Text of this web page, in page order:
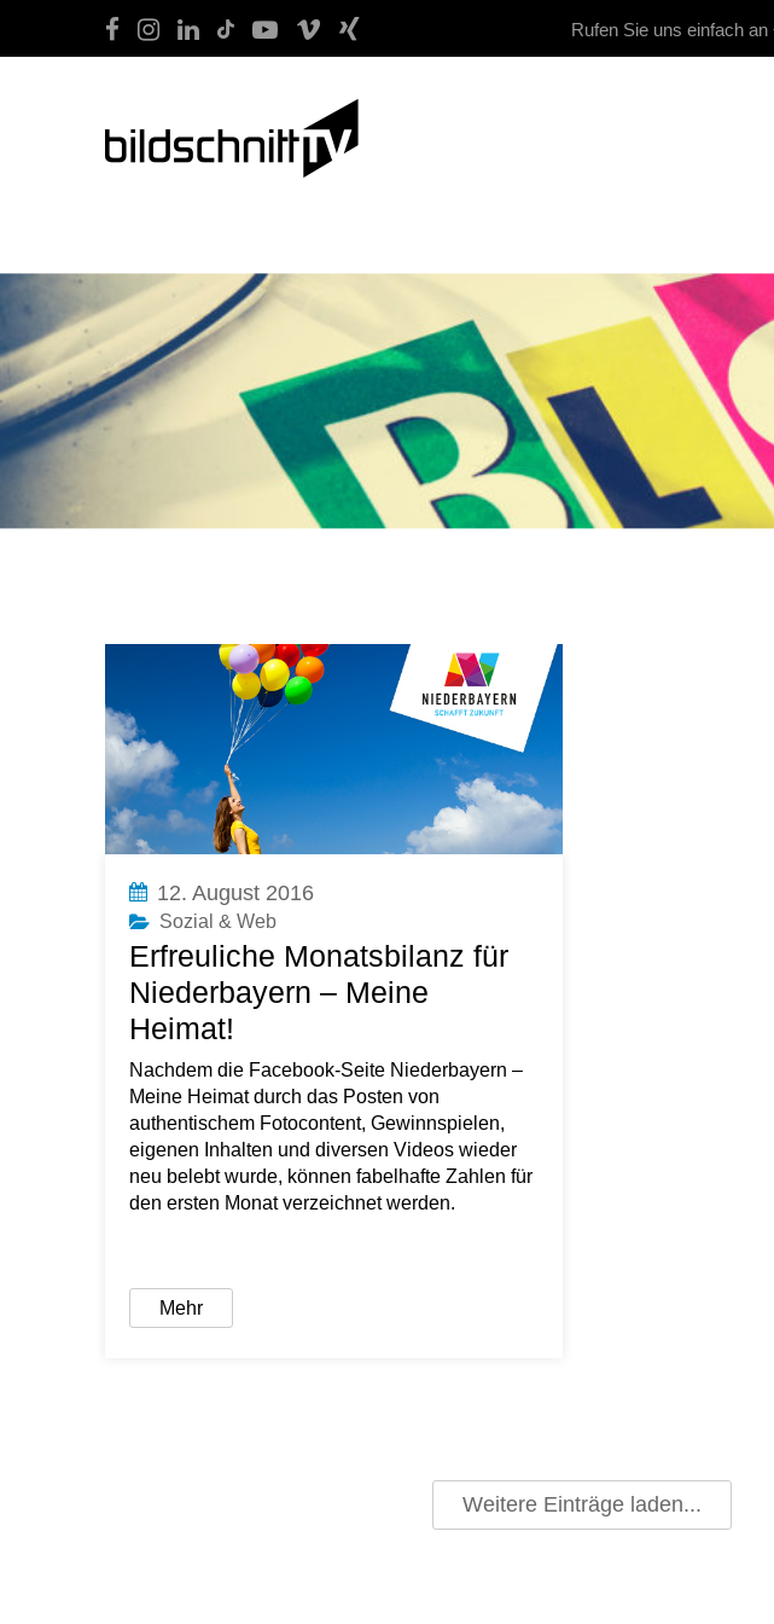
Rufen Sie uns einfach an
START
Blog
12. August 2016
Sozial & Web
Erfreuliche Monatsbilanz für
Niederbayern – Meine
Heimat!
Nachdem die Facebook-Seite Niederbayern –
Meine Heimat durch das Posten von
authentischem Fotocontent, Gewinnspielen,
eigenen Inhalten und diversen Videos wieder
neu belebt wurde, können fabelhafte Zahlen für
den ersten Monat verzeichnet werden.
Mehr
Weitere Einträge laden...